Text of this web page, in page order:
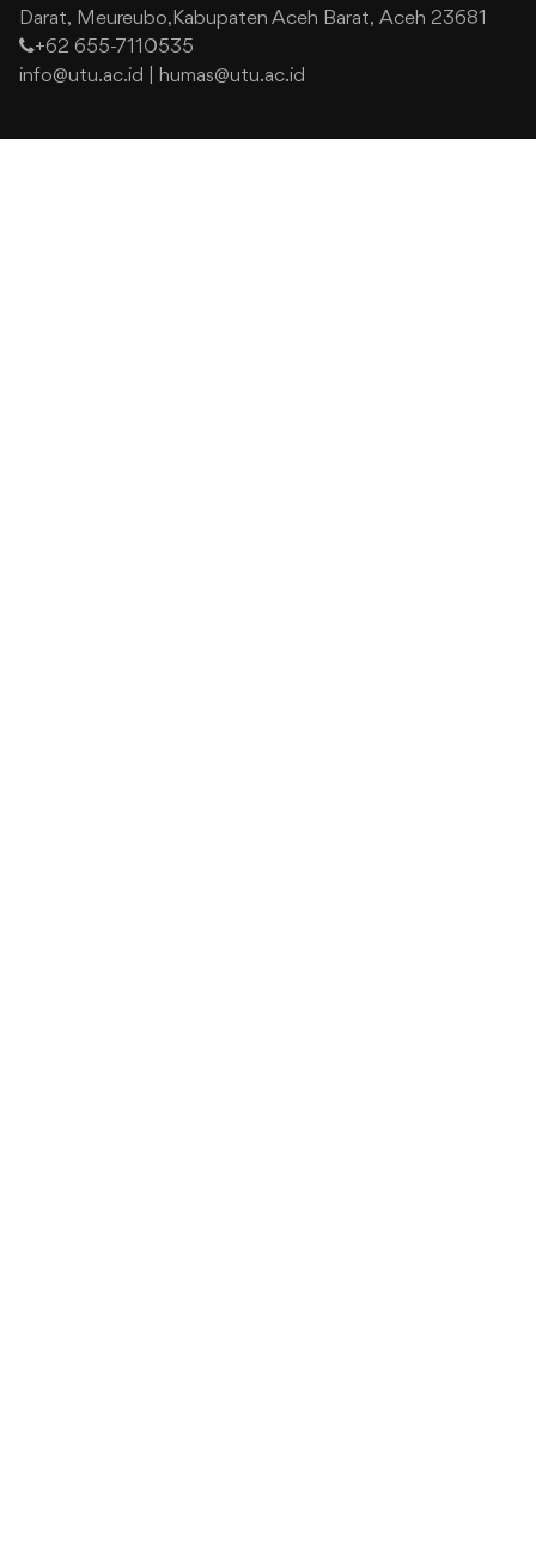
Darat, Meureubo,Kabupaten Aceh Barat, Aceh 23681
+62 655-7110535
info@utu.ac.id
humas@utu.ac.id